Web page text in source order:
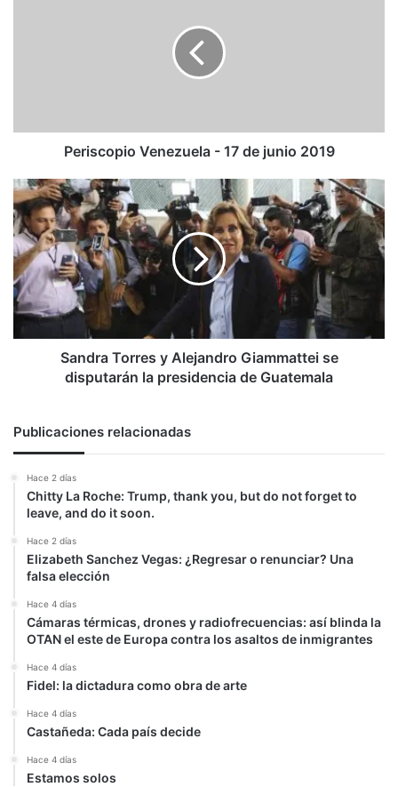
Periscopio Venezuela - 17 de junio 2019
Sandra
Torres
y
Alejandro
Giammattei
se
disputarán
la
presidencia
Guatemala
Sandra Torres y Alejandro Giammattei se
disputarán la presidencia de Guatemala
Publicaciones relacionadas
Hace 2 días
Chitty La Roche: Trump, thank you, but do not forget to
leave, and do it soon.
Hace 2 días
Elizabeth Sanchez Vegas: ¿Regresar o renunciar? Una
falsa elección
Hace 4 días
Cámaras térmicas, drones y radiofrecuencias: así blinda la
OTAN el este de Europa contra los asaltos de inmigrantes
Hace 4 días
Fidel: la dictadura como obra de arte
Hace 4 días
Castañeda: Cada país decide
Hace 4 días
Estamos solos